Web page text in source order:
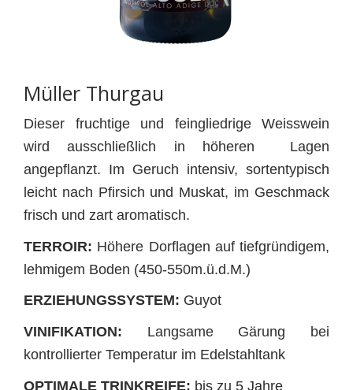
Müller Thurgau
Dieser fruchtige und feingliedrige Weisswein
wird ausschließlich in höheren Lagen
angepflanzt. Im Geruch intensiv, sortentypisch
leicht nach Pfirsich und Muskat, im Geschmack
frisch und zart aromatisch.
TERROIR: Höhere Dorflagen auf tiefgründigem,
lehmigem Boden (450-550m.ü.d.M.)
ERZIEHUNGSSYSTEM: Guyot
VINIFIKATION: Langsame Gärung bei
kontrollierter Temperatur im Edelstahltank
OPTIMALE TRINKREIFE: bis zu 5 Jahre